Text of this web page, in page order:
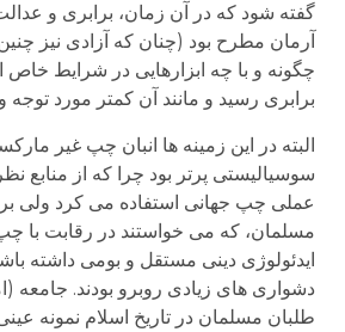
گفته شود که در آن زمان، برابری و
آرمان مطرح بود (چنان که آزادی نیز
چگونه و با چه ابزارهایی در شرایط خاص
برابری رسید و مانند آن کمتر مورد توجه
البته در این زمینه ها انبان چپ غیر
سوسیالیستی پرتر بود چرا که از منابع
عملی چپ جهانی استفاده می کرد ولی
مسلمان، که می خواستند در رقابت با
ایدئولوژی دینی مستقل و بومی داشته
دشواری های زیادی روبرو بودند. جامعه
طلبان مسلمان در تاریخ اسلام نمونه